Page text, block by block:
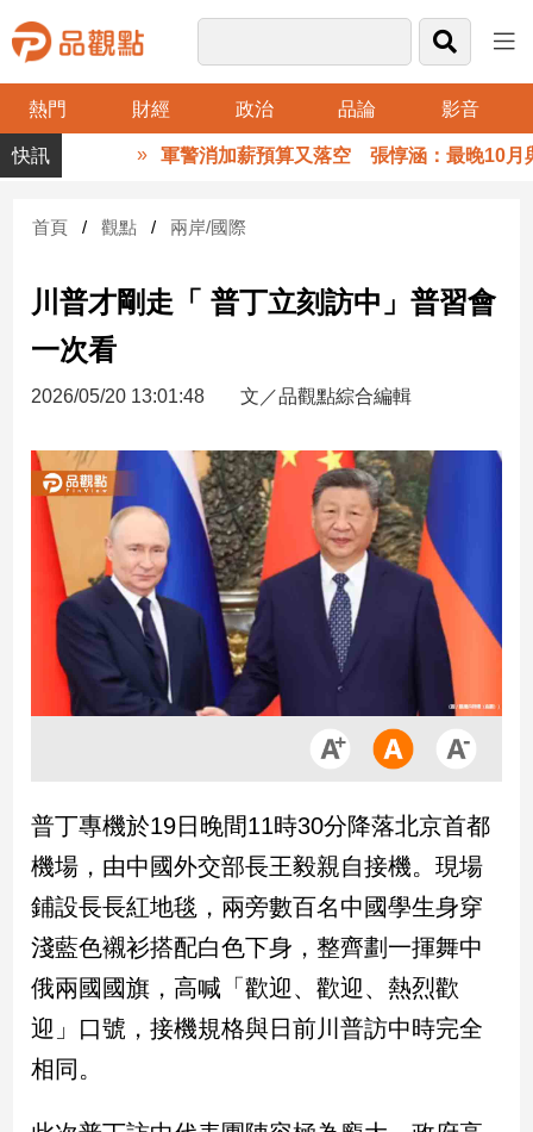
熱門 財經 政治 品論 影音
品
觀
財
台
財
新
產
經/
股
市
品
政
治
政
治
焦
品
觀
點
民
軍警消加薪預算又落空 張惇涵：最晚10月與
首頁 觀點 兩岸/國際
川普才剛走「 普丁立刻訪中」普習會
一次看
2026/05/20 13:01:48 文／品觀點綜合編輯
普丁專機於19日晚間11時30分降落北京首都
機場，由中國外交部長王毅親自接機。現場
鋪設長長紅地毯，兩旁數百名中國學生身穿
淺藍色襯衫搭配白色下身，整齊劃一揮舞中
俄兩國國旗，高喊「歡迎、歡迎、熱烈歡
迎」口號，接機規格與日前川普訪中時完全
相同。